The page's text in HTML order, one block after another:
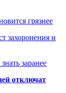
грязнее
захоронения и
заранее
отключат